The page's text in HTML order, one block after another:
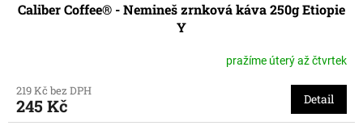
Caliber Coffee® - Nemineš zrnková káva 250g Etiopie
Y
pražíme úterý až čtvrtek
219 Kč bez DPH
245 Kč Detail